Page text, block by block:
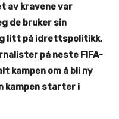
av kravene var
de bruker sin
litt på idrettspolitikk,
på neste FIFA-
kampen om å bli ny
kampen starter i